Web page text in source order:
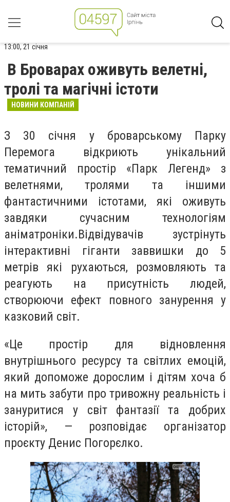
13:00, 21 січня
В Броварах оживуть велетні,
тролі та магічні істоти
НОВИНИ КОМПАНІЙ
З 30 січня у броварському Парку
Перемога відкриють унікальний
тематичний простір «Парк Легенд» з
велетнями, тролями та іншими
фантастичними істотами, які оживуть
завдяки сучасним технологіям
аніматроніки.Відвідувачів зустрінуть
інтерактивні гіганти заввишки до 5
метрів які рухаються, розмовляють та
реагують на присутність людей,
створюючи ефект повного занурення у
казковий світ.
«Це простір для відновлення
внутрішнього ресурсу та світлих емоцій,
який допоможе дорослим і дітям хоча б
на мить забути про тривожну реальність і
зануритися у світ фантазії та добрих
історій», — розповідає організатор
проєкту Денис Погорєлко.